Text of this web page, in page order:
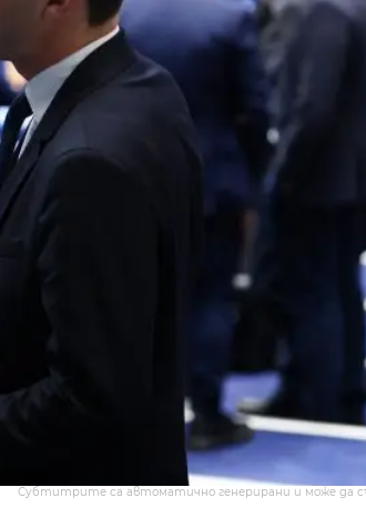
Субтитрите са автоматично генерирани и може да